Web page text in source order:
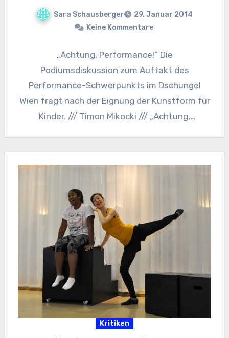
Sara Schausberger
29. Januar 2014
Keine Kommentare
„Achtung, Performance!“ Die
Podiumsdiskussion zum Auftakt des
Performance-Schwerpunkts im Dschungel
Wien fragt nach der Eignung der Kunstform für
Kinder. /// Timon Mikocki /// „Achtung,
Kritiken